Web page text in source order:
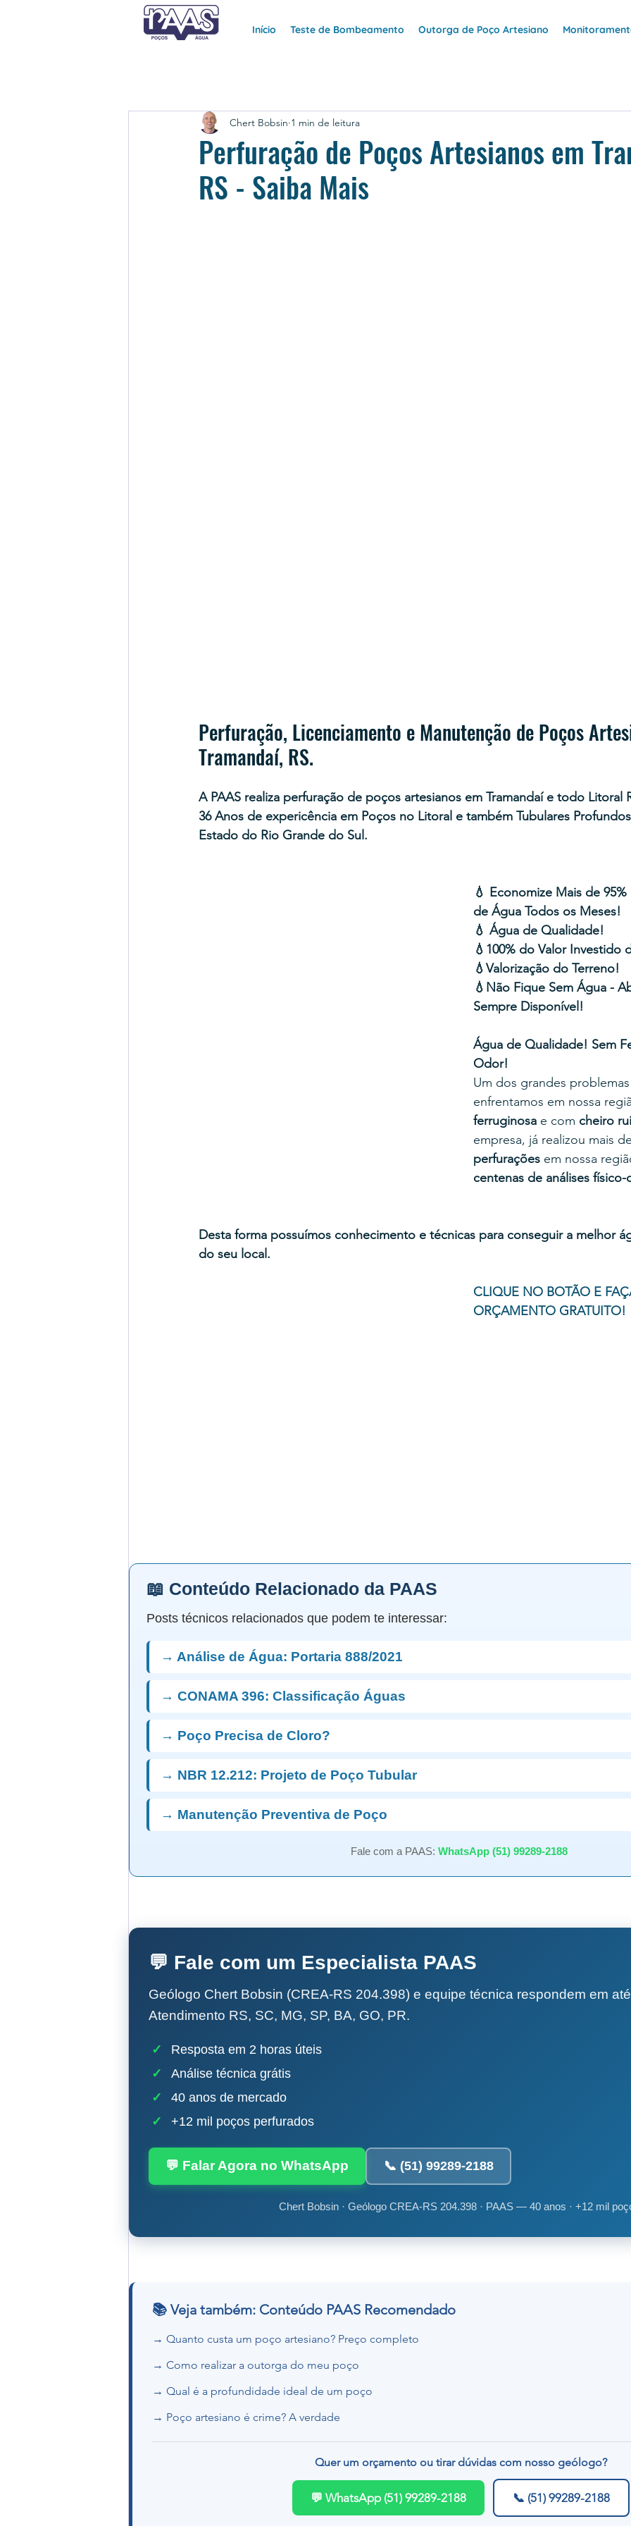
Início Teste de Bombeamento Outorga de Poço Artesiano
Perfuração de Poços Artesianos em
RS - Saiba Mais
Chert Bobsin 1 min de leitura
Perfuração, Licenciamento e Manutenção de Poços
Tramandaí, RS.
A PAAS realiza perfuração de poços artesianos em Tramandaí e todo Litoral
36 Anos de expericência em Poços no Litoral e também Tubulares
Estado do Rio Grande do Sul.
💧 Economize Mais de
de Água Todos os Meses!
💧 Água de Qualidade!
💧100% do Valor Investido
💧Valorização do Terreno!
💧Não Fique Sem Água -
Sempre Disponível!
Água de Qualidade! Sem
Odor!
Um dos grandes
enfrentamos em nossa
ferruginosa e com cheiro
empresa, já realizou mais
perfurações em nossa
centenas de análises físico-
Desta forma possuímos conhecimento e técnicas para conseguir a melhor
do seu local.
CLIQUE NO BOTÃO E
ORÇAMENTO GRATUITO!
📖 Conteúdo Relacionado da PAAS
Posts técnicos relacionados que podem te interessar:
→ Análise de Água: Portaria 888/2021
→ CONAMA 396: Classificação Águas
→ Poço Precisa de Cloro?
→ NBR 12.212: Projeto de Poço Tubular
→ Manutenção Preventiva de Poço
Fale com a PAAS: WhatsApp (51) 99289-2188
💬 Fale com um Especialista PAAS
Geólogo Chert Bobsin (CREA-RS 204.398) e equipe técnica respondem em
Atendimento RS, SC, MG, SP, BA, GO, PR.
✓
Resposta em 2 horas úteis
✓
Análise técnica grátis
✓
40 anos de mercado
✓
+12 mil poços perfurados
💬 Falar Agora no WhatsApp 📞 (51) 99289-2188
Chert Bobsin · Geólogo CREA-RS 204.398 · PAAS — 40 anos · +12 mil
📚 Veja também: Conteúdo PAAS Recomendado
→ Quanto custa um poço artesiano? Preço completo
→ Como realizar a outorga do meu poço
→ Qual é a profundidade ideal de um poço
→ Poço artesiano é crime? A verdade
Quer um orçamento ou tirar dúvidas com nosso geólogo?
💬 WhatsApp (51) 99289-2188 📞 (51) 99289-2188